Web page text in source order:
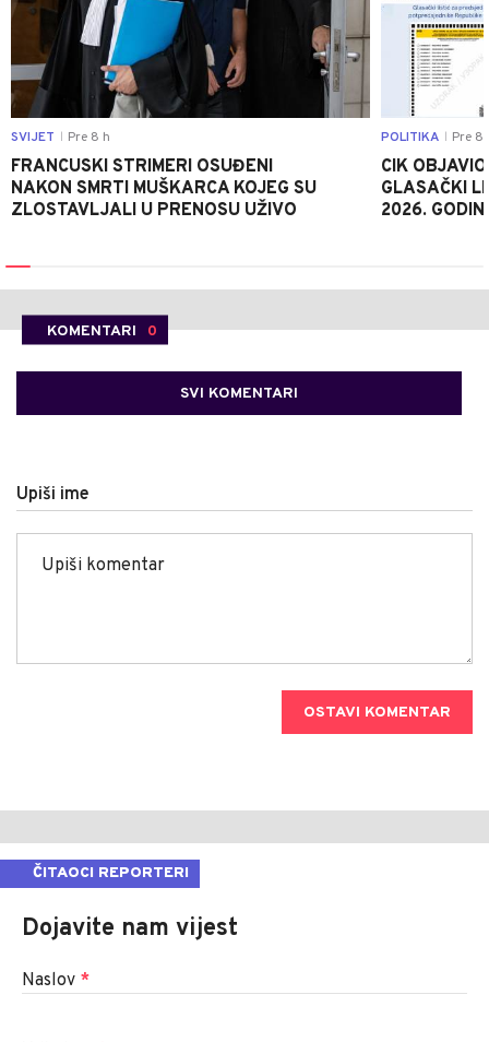
SVIJET Pre 8 h
FRANCUSKI STRIMERI OSUĐENI
NAKON SMRTI MUŠKARCA KOJEG SU
ZLOSTAVLJALI U PRENOSU UŽIVO
POLITIKA Pre 8
CIK
GLASAČKI
2026.
KOMENTARI 0
SVI KOMENTARI
Upiši ime
OSTAVI KOMENTAR
ČITAOCI REPORTERI
Dojavite nam vijest
Naslov *